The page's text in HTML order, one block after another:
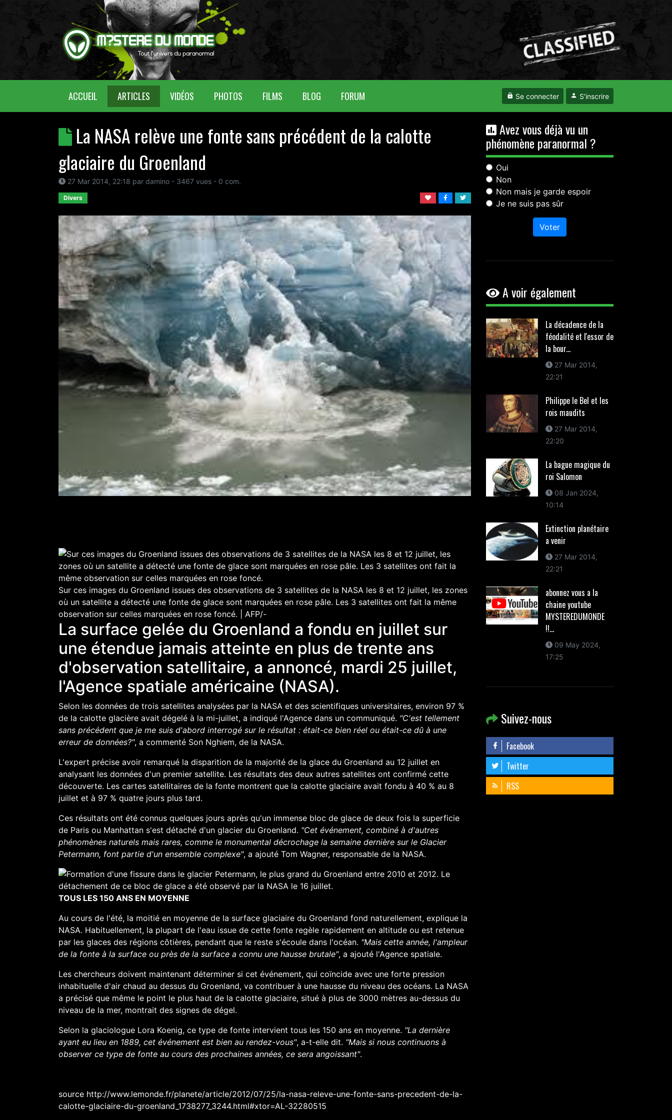
ACCUEIL (CURRENT)ARTICLES VIDÉOS PHOTOS FILMS BLOG FORUM Se connecter S'inscrire
La NASA relève une fonte sans précédent de la calotte
glaciaire du Groenland
27 Mar 2014, 22:18 par damino - 3467 vues - 0 com.
Divers
Sur ces images du Groenland issues des observations de 3 satellites de la NASA les 8 et 12 juillet, les zones
où un satellite a détecté une fonte de glace sont marquées en rose pâle. Les 3 satellites ont fait la même
observation sur celles marquées en rose foncé. | AFP/-
La surface gelée du Groenland a fondu en juillet sur
une étendue jamais atteinte en plus de trente ans
d'observation satellitaire, a annoncé, mardi 25 juillet,
l'Agence spatiale américaine (NASA).
Selon les données de trois satellites analysées par la NASA et des scientifiques universitaires, environ 97 %
de la calotte glacière avait dégelé à la mi-juillet, a indiqué l'Agence dans un communiqué. "C'est tellement
sans précédent que je me suis d'abord interrogé sur le résultat : était-ce bien réel ou était-ce dû à une
erreur de données?", a commenté Son Nghiem, de la NASA.
L'expert précise avoir remarqué la disparition de la majorité de la glace du Groenland au 12 juillet en
analysant les données d'un premier satellite. Les résultats des deux autres satellites ont confirmé cette
découverte. Les cartes satellitaires de la fonte montrent que la calotte glaciaire avait fondu à 40 % au 8
juillet et à 97 % quatre jours plus tard.
Ces résultats ont été connus quelques jours après qu'un immense bloc de glace de deux fois la superficie
de Paris ou Manhattan s'est détaché d'un glacier du Groenland. "Cet événement, combiné à d'autres
phénomènes naturels mais rares, comme le monumental décrochage la semaine dernière sur le Glacier
Petermann, font partie d'un ensemble complexe", a ajouté Tom Wagner, responsable de la NASA.
TOUS LES 150 ANS EN MOYENNE
Au cours de l'été, la moitié en moyenne de la surface glaciaire du Groenland fond naturellement, explique la
NASA. Habituellement, la plupart de l'eau issue de cette fonte regèle rapidement en altitude ou est retenue
par les glaces des régions côtières, pendant que le reste s'écoule dans l'océan. "Mais cette année, l'ampleur
de la fonte à la surface ou près de la surface a connu une hausse brutale", a ajouté l'Agence spatiale.
Les chercheurs doivent maintenant déterminer si cet événement, qui coïncide avec une forte pression
inhabituelle d'air chaud au dessus du Groenland, va contribuer à une hausse du niveau des océans. La NASA
a précisé que même le point le plus haut de la calotte glaciaire, situé à plus de 3000 mètres au-dessus du
niveau de la mer, montrait des signes de dégel.
Selon la glaciologue Lora Koenig, ce type de fonte intervient tous les 150 ans en moyenne. "La dernière
ayant eu lieu en 1889, cet événement est bien au rendez-vous", a-t-elle dit. "Mais si nous continuons à
observerce type de fonte au cours des prochaines années, ce sera angoissant".
source http://www.lemonde.fr/planete/article/2012/07/25/la-nasa-releve-une-fonte-sans-precedent-de-la-
calotte-glaciaire-du-groenland_1738277_3244.html#xtor=AL-32280515
Avez vous déjà vu un
phénomène paranormal ?
Oui
Non
Non mais je garde espoir
Je ne suis pas sûr
Voter
A voir également
La décadence de la
féodalité et l'essor de
la bour...
27 Mar 2014,
22:21
Philippe le Bel et les
rois maudits
27 Mar 2014,
22:20
La bague magique du
roi Salomon
08 Jan 2024,
10:14
Extinction planétaire
a venir
27 Mar 2014,
22:21
abonnez vous a la
chaine youtube
MYSTEREDUMONDE
!!...
09 May 2024,
17:25
Suivez-nous
Facebook
Twitter
RSS